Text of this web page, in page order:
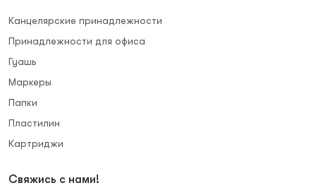
Канцелярские принадлежности
Принадлежности для офиса
Гуашь
Маркеры
Папки
Пластилин
Картриджи
Свяжись с нами!